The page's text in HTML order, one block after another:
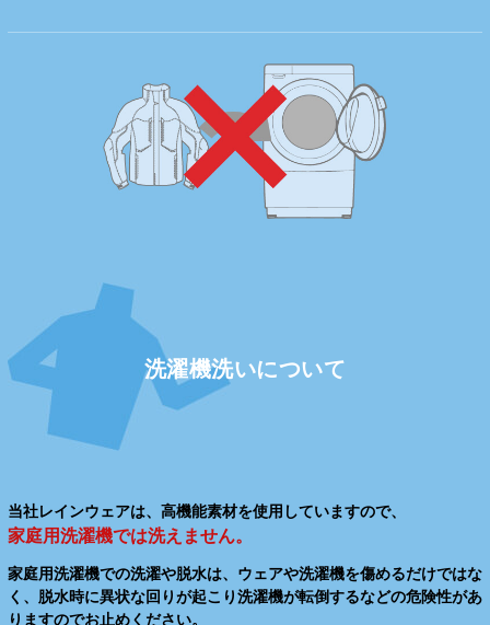
洗濯機洗いについて
当社レインウェアは、高機能素材を使用していますので、
家庭用洗濯機では洗えません。
家庭用洗濯機での洗濯や脱水は、ウェアや洗濯機を傷めるだけではな
く、脱水時に異状な回りが起こり洗濯機が転倒するなどの危険性があ
りますのでお止めください。